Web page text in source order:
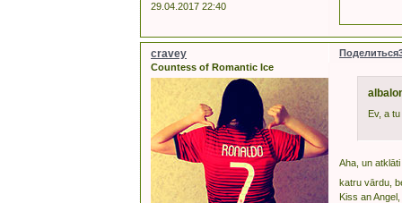
29.04.2017 22:40
Поделиться
cravey
Countess of Romantic Ice
Ev, a
Aha, un
katru vārdu,
Kiss an